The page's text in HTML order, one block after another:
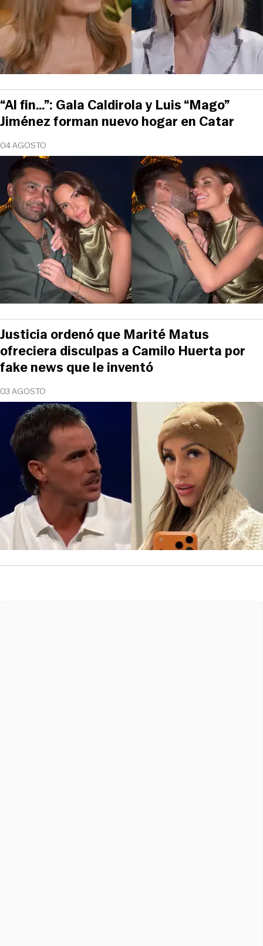
04 AGOSTO
“Al fin…”: Gala Caldirola y Luis “Mago”
Jiménez forman nuevo hogar en Catar
03 AGOSTO
Justicia ordenó que Marité Matus
ofreciera disculpas a Camilo Huerta por
fake news que le inventó